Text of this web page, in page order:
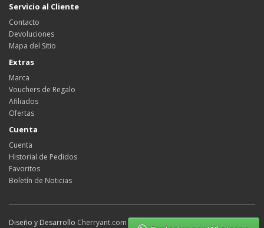
Servicio al Cliente
Contacto
Devoluciones
Mapa del Sitio
Extras
Marca
Vouchers de Regalo
Afiliados
Ofertas
Cuenta
Cuenta
Historial de Pedidos
Favoritos
Boletín de Noticias
Diseño y Desarrollo Cherryant.com